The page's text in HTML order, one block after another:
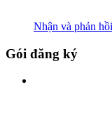
Nhận và phản
Gói đăng ký